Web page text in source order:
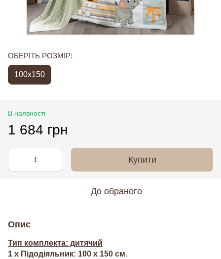
ОБЕРІТЬ РОЗМІР:
100x150
В наявності
1 684 грн
Купити
До обраного
Опис
Тип комплекта: дитячий
1 х Підодіяльник: 100 x 150 см.